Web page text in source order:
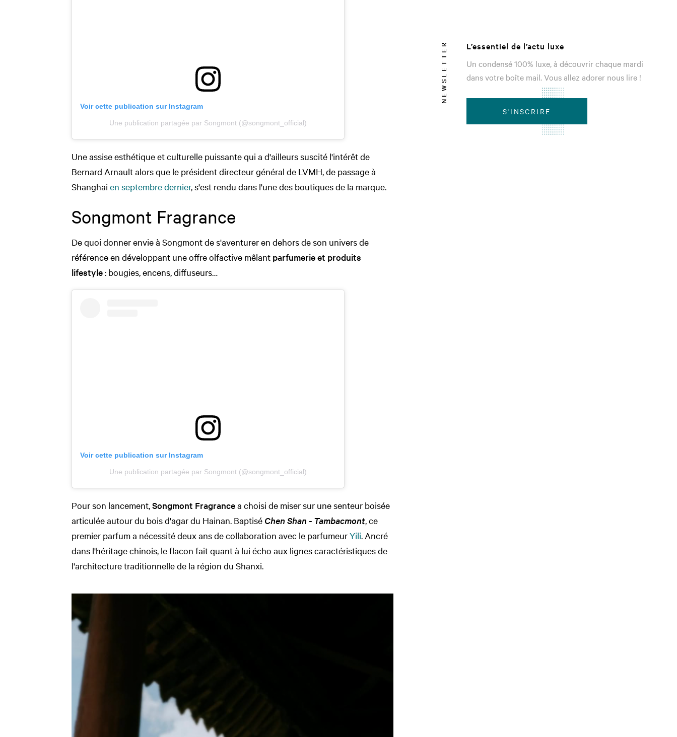
Voir cette publication sur Instagram
Une publication partagée par Songmont (@songmont_official)
Une assise esthétique et culturelle puissante qui a d'ailleurs suscité l'intérêt de
Bernard Arnault alors que le président directeur général de LVMH, de passage à
Shanghai en septembre dernier, s'est rendu dans l'une des boutiques de la marque.
Songmont Fragrance
De quoi donner envie à Songmont de s'aventurer en dehors de son univers de
référence en développant une offre olfactive mêlant parfumerie et produits
lifestyle: bougies, encens, diffuseurs…
Voir cette publication sur Instagram
Une publication partagée par Songmont (@songmont_official)
Pour son lancement,Songmont Fragrancea choisi de miser sur une senteur boisée
articulée autour du bois d'agar du Hainan. Baptisé Chen Shan - Tambacmont, ce
premier parfum a nécessité deux ans de collaboration avec le parfumeurYili. Ancré
dans l'héritage chinois, le flacon fait quant à lui écho aux lignes caractéristiques de
l'architecture traditionnelle de la région du Shanxi.
NEWSLETTER
L’essentiel de l’actu luxe
Un condensé 100% luxe, à découvrir chaque mardi
dans votre boîte mail. Vous allez adorer nous lire !
S'INSCRIRE